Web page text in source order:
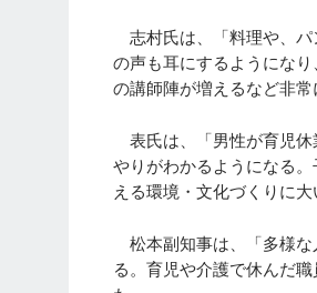
志村氏は、「料理や、パ
の声も耳にするようにな
の講師陣が増えるなど非常
表氏は、「男性が育児休
やりがわかるようになる
える環境・文化づくりに
松本副知事は、「多様な
る。育児や介護で休んだ